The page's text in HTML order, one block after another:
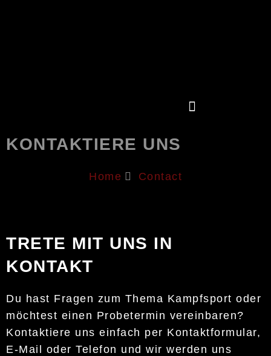
KONTAKTIERE UNS
Home Contact
TRETE MIT UNS IN
KONTAKT
Du hast Fragen zum Thema Kampfsport oder
möchtest einen Probetermin vereinbaren?
Kontaktiere uns einfach per Kontaktformular,
E-Mail oder Telefon und wir werden uns